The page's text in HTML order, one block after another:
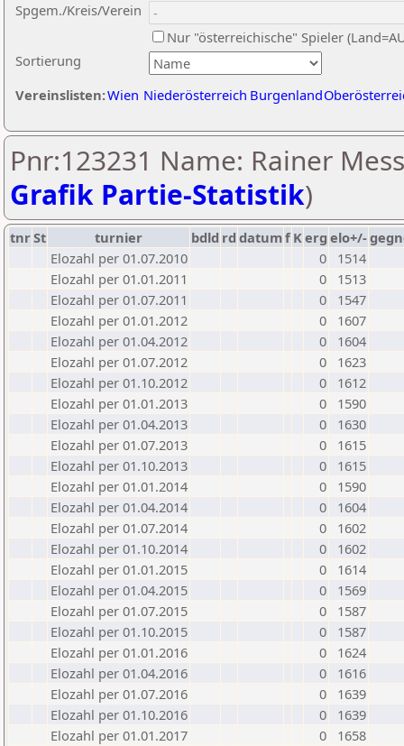
Sortierung
Spgem./Kreis/Verein
Nur "österreichische" Spieler
Vereinslisten:Wien Niederösterreich Burgenland
Pnr:123231 Name: Rainer
Grafik Partie-Statistik)
tnrSt turnier bdld rd datumf Kerg elo+/-
Elozahl per 01.07.2010
0
1514
Elozahl per 01.01.2011
0
1513
Elozahl per 01.07.2011
0
1547
Elozahl per 01.01.2012
0
1607
Elozahl per 01.04.2012
0
1604
Elozahl per 01.07.2012
0
1623
Elozahl per 01.10.2012
0
1612
Elozahl per 01.01.2013
0
1590
Elozahl per 01.04.2013
0
1630
Elozahl per 01.07.2013
0
1615
Elozahl per 01.10.2013
0
1615
Elozahl per 01.01.2014
0
1590
Elozahl per 01.04.2014
0
1604
Elozahl per 01.07.2014
0
1602
Elozahl per 01.10.2014
0
1602
Elozahl per 01.01.2015
0
1614
Elozahl per 01.04.2015
0
1569
Elozahl per 01.07.2015
0
1587
Elozahl per 01.10.2015
0
1587
Elozahl per 01.01.2016
0
1624
Elozahl per 01.04.2016
0
1616
Elozahl per 01.07.2016
0
1639
Elozahl per 01.10.2016
0
1639
Elozahl per 01.01.2017
0
1658